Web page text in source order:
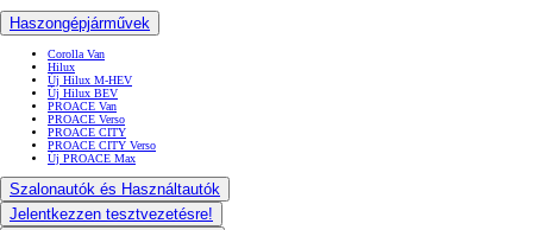
Haszongépjárművek
Corolla Van
Hilux
Új Hilux M-HEV
Új Hilux BEV
PROACE Van
PROACE Verso
PROACE CITY
PROACE CITY Verso
Új PROACE Max
Szalonautók és Használtautók
Jelentkezzen tesztvezetésre!